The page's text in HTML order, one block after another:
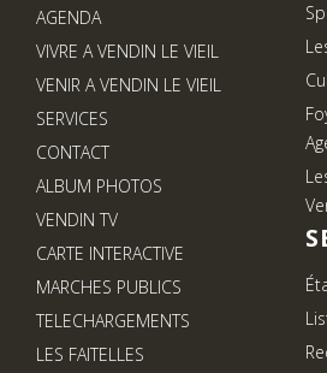
AGENDA
VIVRE A VENDIN LE VIEIL
VENIR A VENDIN LE VIEIL
SERVICES
CONTACT
ALBUM PHOTOS
VENDIN TV
CARTE INTERACTIVE
MARCHES PUBLICS
TELECHARGEMENTS
LES FAITELLES